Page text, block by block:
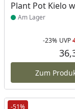
Plant Pot Kielo
Am Lager
-23% UVP
Zum
-51%